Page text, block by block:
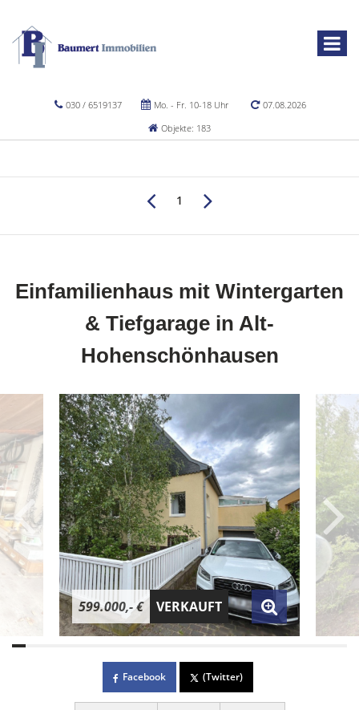
030 / 6519137 Mo. - Fr. 10-18 Uhr
07.08.2026
Objekte: 183
1
Einfamilienhaus mit Wintergarten
& Tiefgarage in Alt-
Hohenschönhausen
599.000,- € VERKAUFT
Facebook (Twitter)